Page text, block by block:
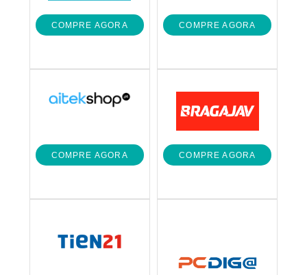
COMPRE AGORA COMPRE AGORA
COMPRE AGORA COMPRE AGORA